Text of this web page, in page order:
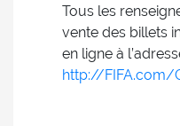
Tous les
vente des billets
en ligne à
http://FIFA.com/